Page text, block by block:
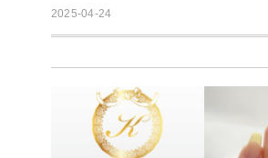
2025-04-24